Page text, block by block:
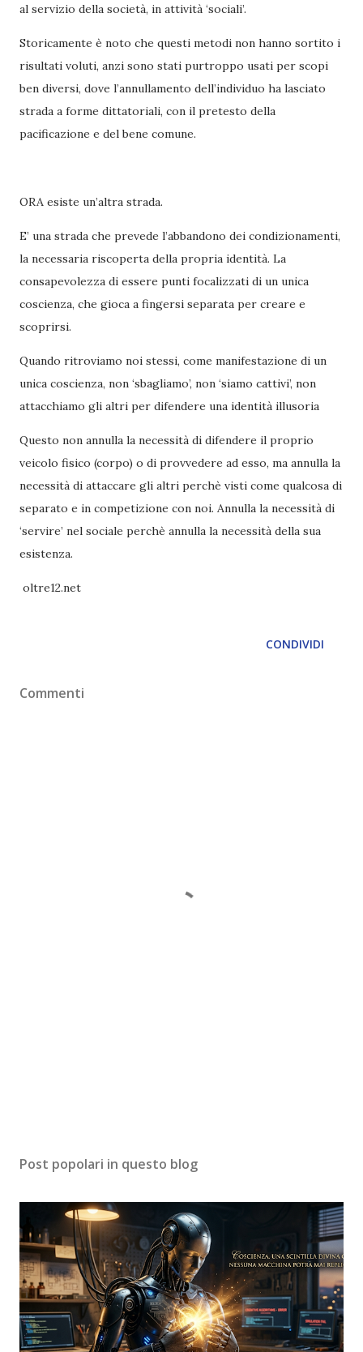
al servizio della società, in attività ‘sociali’.
Storicamente è noto che questi metodi non hanno sortito i
risultati voluti, anzi sono stati purtroppo usati per scopi
ben diversi, dove l’annullamento dell’individuo ha lasciato
strada a forme dittatoriali, con il pretesto della
pacificazione e del bene comune.
ORA esiste un’altra strada.
E’ una strada che prevede l’abbandono dei condizionamenti,
la necessaria riscoperta della propria identità. La
consapevolezza di essere punti focalizzati di un unica
coscienza, che gioca a fingersi separata per creare e
scoprirsi.
Quando ritroviamo noi stessi, come manifestazione di un
unica coscienza, non ‘sbagliamo’, non ‘siamo cattivi’, non
attacchiamo gli altri per difendere una identità illusoria
Questo non annulla la necessità di difendere il proprio
veicolo fisico (corpo) o di provvedere ad esso, ma annulla la
necessità di attaccare gli altri perchè visti come qualcosa di
separato e in competizione con noi. Annulla la necessità di
‘servire’ nel sociale perchè annulla la necessità della sua
esistenza.
oltre12.net
CONDIVIDI
Commenti
Post popolari in questo blog